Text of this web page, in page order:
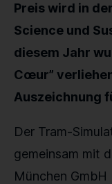
Preis wird in
Science und
diesem Jahr
Cœur”
Auszeichnung
Der Tram-
gemeinsam mit
München